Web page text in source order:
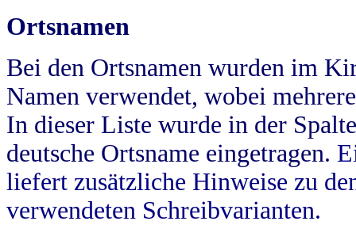
Ortsnamen
Bei den Ortsnamen wurden im
Namen verwendet, wobei
In dieser Liste wurde in der
deutsche Ortsname eingetragen.
liefert zusätzliche Hinweise zu
verwendeten Schreibvarianten.